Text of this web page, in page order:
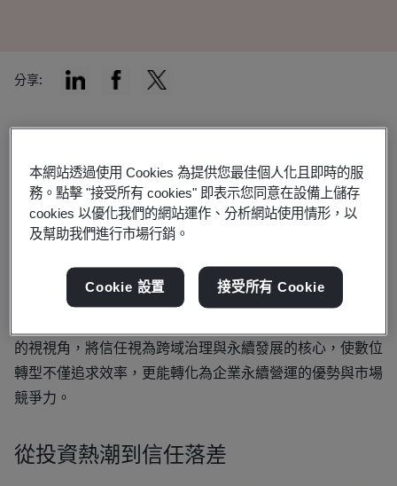
近年來，雙軸轉型——數位轉型與永續轉型——已成為企業
潮正悄然成形：從生成式 AI 到雲端運算與資料透明化的新
趨勢，不僅帶來效率與創新機會，更推動數位信任成為連結
治理、文化與創新的核心要素。
當 AI 深入決策流程、雲端依賴程度攀升，法規與利害關係
人的要求同步提升。資安、隱私及新興科技應用的界線愈加
的視視角，將信任視為跨域治理與永續發展的核心，使數位
轉型不僅追求效率，更能轉化為企業永續營運的優勢與市場
競爭力。
從投資熱潮到信任落差
分享:
本網站透過使用 Cookies 為提供您最佳個人化且即時的服
務。點擊 "接受所有 cookies" 即表示您同意在設備上儲存
cookies 以優化我們的網站運作、分析網站使用情形，以
及幫助我們進行市場行銷。
Cookie 設置 接受所有 Cookie